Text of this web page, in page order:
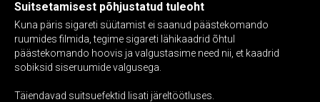
Suitsetamisest põhjustatud tuleoht
Kuna päris sigareti süütamist ei saanud päästekomando
ruumides filmida, tegime sigareti lähikaadrid õhtul
päästekomando hoovis ja valgustasime need nii, et kaadrid
sobiksid siseruumide valgusega.
Täiendavad suitsuefektid lisati järeltöötluses.